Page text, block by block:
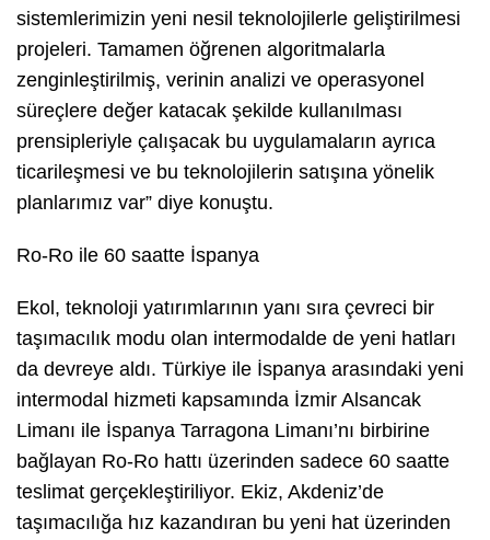
sistemlerimizin yeni nesil teknolojilerle geliştirilmesi
projeleri. Tamamen öğrenen algoritmalarla
zenginleştirilmiş, verinin analizi ve operasyonel
süreçlere değer katacak şekilde kullanılması
prensipleriyle çalışacak bu uygulamaların ayrıca
ticarileşmesi ve bu teknolojilerin satışına yönelik
planlarımız var” diye konuştu.
Ro-Ro ile 60 saatte İspanya
Ekol, teknoloji yatırımlarının yanı sıra çevreci bir
taşımacılık modu olan intermodalde de yeni hatları
da devreye aldı. Türkiye ile İspanya arasındaki yeni
intermodal hizmeti kapsamında İzmir Alsancak
Limanı ile İspanya Tarragona Limanı’nı birbirine
bağlayan Ro-Ro hattı üzerinden sadece 60 saatte
teslimat gerçekleştiriliyor. Ekiz, Akdeniz’de
taşımacılığa hız kazandıran bu yeni hat üzerinden